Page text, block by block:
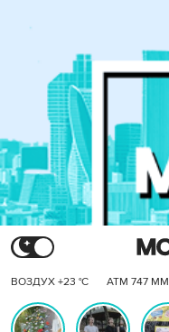
ВОЗДУХ +23 °C АТМ 747 ММ